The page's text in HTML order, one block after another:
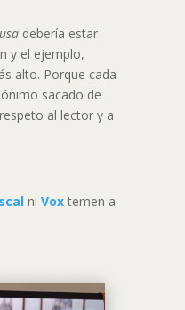
debería estar
y el ejemplo,
alto. Porque cada
sacado de
al lector y a
ni Vox temen a